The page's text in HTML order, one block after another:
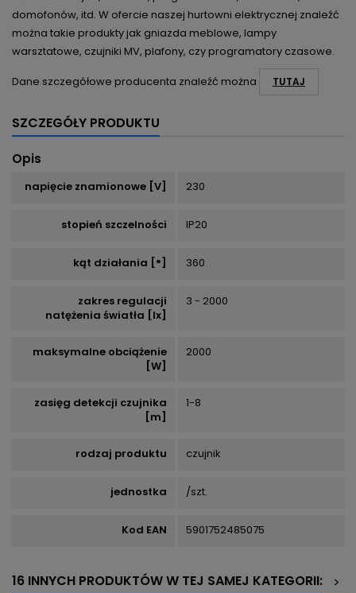
domofonów, itd. W ofercie naszej hurtowni elektrycznej znaleźć
można takie produkty jak gniazda meblowe, lampy
warsztatowe, czujniki MV, plafony, czy programatory czasowe.
Dane szczegółowe producenta znaleźć można
TUTAJ
SZCZEGÓŁY PRODUKTU
Opis
napięcie znamionowe [V] 230
stopień szczelności IP20
kąt działania [°] 360
zakres regulacji
natężenia światła [lx]
3 - 2000
maksymalne obciążenie
[W]
2000
zasięg detekcji czujnika
[m]
1-8
rodzaj produktu czujnik
jednostka /szt.
Kod EAN 5901752485075
16 INNYCH PRODUKTÓW W TEJ SAMEJ KATEGORII:
>